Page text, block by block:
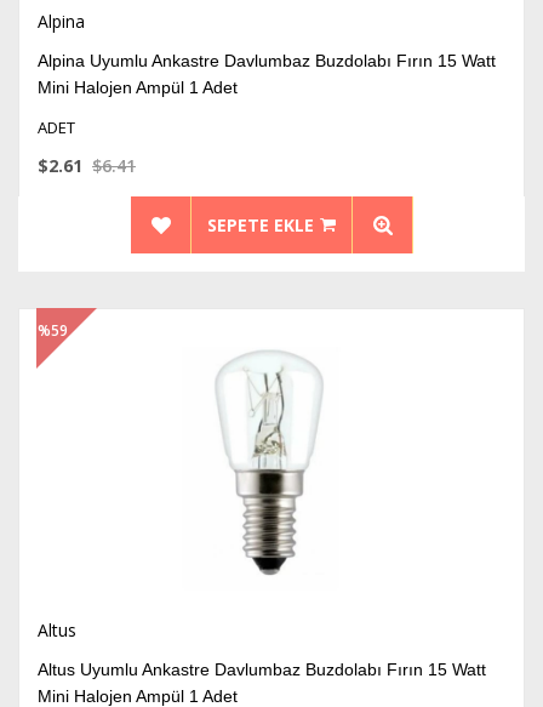
Alpina
Alpina Uyumlu Ankastre Davlumbaz Buzdolabı Fırın 15 Watt
Mini Halojen Ampül 1 Adet
ADET
$2.61 $6.41
SEPETE EKLE
Altus
Altus Uyumlu Ankastre Davlumbaz Buzdolabı Fırın 15 Watt
Mini Halojen Ampül 1 Adet
%59